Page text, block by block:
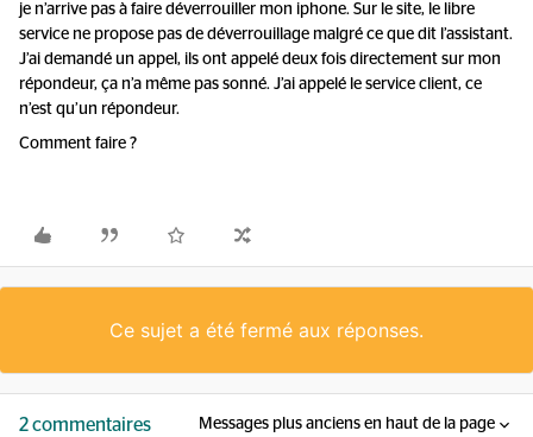
je n’arrive pas à faire déverrouiller mon iphone. Sur le site, le libre
service ne propose pas de déverrouillage malgré ce que dit l’assistant.
J’ai demandé un appel, ils ont appelé deux fois directement sur mon
répondeur, ça n’a même pas sonné. J’ai appelé le service client, ce
n’est qu’un répondeur.
Comment faire ?
Ce sujet a été fermé aux réponses.
2 commentaires Messages plus anciens en haut de la page